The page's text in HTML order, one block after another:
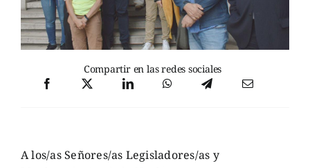
Compartir en las redes sociales
A los/as Señores/as Legisladores/as y